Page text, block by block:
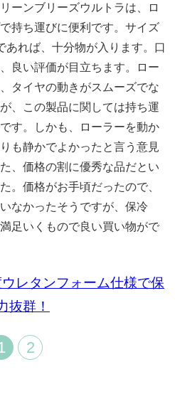
ーンブリーズウルトラは、ロ
持ち運びに便利です。サイズ
あれば、十分物が入ります。口
良い評価が目立ちます。ロー
タイヤの動きがスムーズでな
、この製品に関しては持ち運
す。しかも、ローラーを動か
も静かでよかったと言う意見
、価格の割に優秀な品だとい
。価格がお手頃だったので、
なかったそうですが、保冷
足いくもので良い買い物がで
レタンフォーム仕様で保
抜群！
2